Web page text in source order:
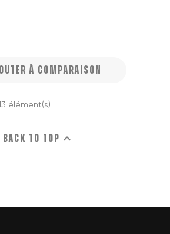
À COMPARAISON
élément(s)
Back to top 